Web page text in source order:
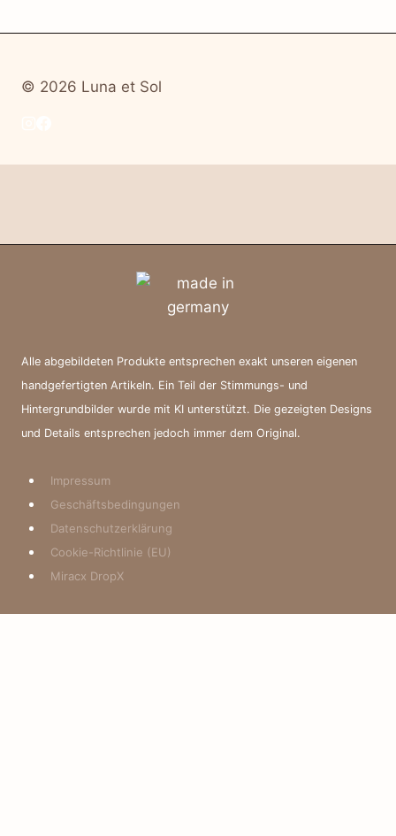
© 2026 Luna et Sol
Alle abgebildeten Produkte entsprechen exakt unseren eigenen
handgefertigten Artikeln. Ein Teil der Stimmungs- und
Hintergrundbilder wurde mit KI unterstützt. Die gezeigten Designs
und Details entsprechen jedoch immer dem Original.
Impressum
Geschäftsbedingungen
Datenschutzerklärung
Cookie-Richtlinie (EU)
Miracx DropX